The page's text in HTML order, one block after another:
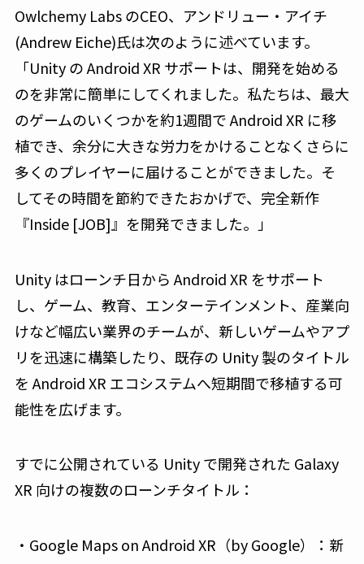
Owlchemy Labs のCEO、アンドリュー・アイチ
(Andrew Eiche)氏は次のように述べています。
「Unity の Android XR サポートは、開発を始める
のを非常に簡単にしてくれました。私たちは、最大
のゲームのいくつかを約1週間で Android XR に移
植でき、余分に大きな労力をかけることなくさらに
多くのプレイヤーに届けることができました。そ
してその時間を節約できたおかげで、完全新作
『Inside [JOB]』を開発できました。」
Unity はローンチ日から Android XR をサポート
し、ゲーム、教育、エンターテインメント、産業向
けなど幅広い業界のチームが、新しいゲームやアプ
リを迅速に構築したり、既存の Unity 製のタイトル
を Android XR エコシステムへ短期間で移植する可
能性を広げます。
すでに公開されている Unity で開発された Galaxy
XR 向けの複数のローンチタイトル：
・Google Maps on Android XR（by Google）：新